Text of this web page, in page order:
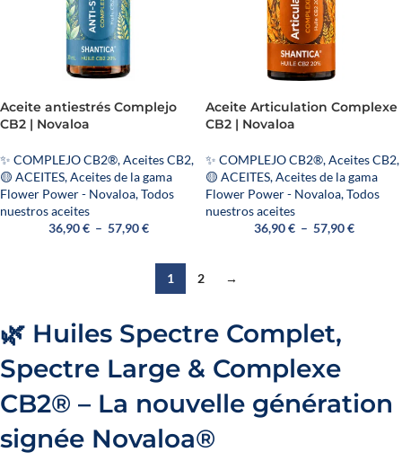
Aceite antiestrés Complejo
CB2 | Novaloa
✨ COMPLEJO CB2®,Aceites CB2,
🟡 ACEITES,Aceites de la gama
Flower Power - Novaloa,Todos
nuestros aceites
36,90€ – 57,90€
Aceite Articulation Complexe
CB2 | Novaloa
✨ COMPLEJO CB2®,Aceites CB2,
🟡 ACEITES,Aceites de la gama
Flower Power - Novaloa,Todos
nuestros aceites
36,90€ – 57,90€
1 2 →
🌿 Huiles Spectre Complet,
Spectre Large & Complexe
CB2® – La nouvelle génération
signée Novaloa®